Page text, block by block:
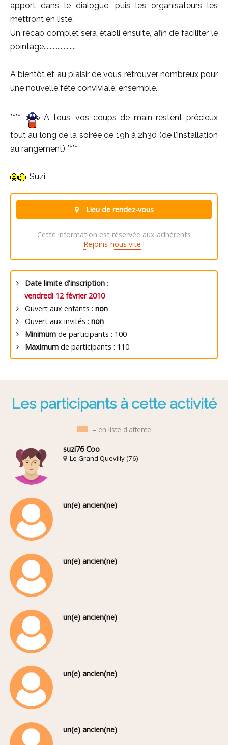
apport dans le dialogue, puis les organisateurs les
mettront en liste.
Un récap complet sera établi ensuite, afin de faciliter le
pointage.....................
A bientôt et au plaisir de vous retrouver nombreux pour
une nouvelle fête conviviale, ensemble.
****
A tous, vos coups de main restent précieux
tout au long de la soirée de 19h à 2h30 (de l'installation
au rangement) ****
Suzi
Lieu de rendez-vous
Cette information est réservée aux adhérents
Rejoins-nous vite !
Date limite d'inscription :
vendredi 12 février 2010
Ouvert aux enfants : non
Ouvert aux invités : non
Minimum de participants : 100
Maximum de participants : 110
Les participants à cette activité
= en liste d'attente
suzi76 Coo
Le Grand Quevilly (76)
un(e) ancien(ne)
un(e) ancien(ne)
un(e) ancien(ne)
un(e) ancien(ne)
un(e) ancien(ne)